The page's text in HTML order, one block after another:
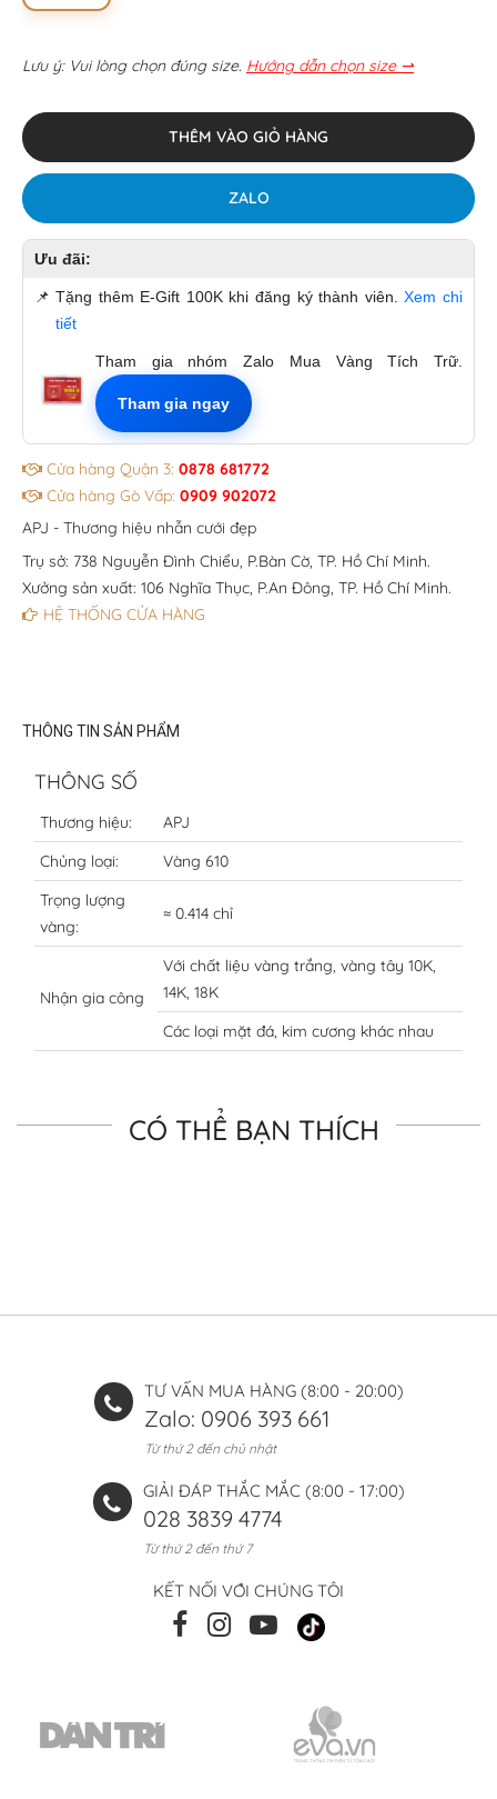
Lưu ý: Vui lòng chọn đúng size. Hướng dẫn chọn size ⇀
THÊM VÀO GIỎ HÀNG
ZALO
Ưu đãi:
📌 Tặng thêm E-Gift 100K khi đăng ký thành viên.Xem chi
tiết
Tham gia nhóm Zalo Mua Vàng Tích Trữ.
Tham gia ngay
Cửa hàng Quận 3: 0878 681772
Cửa hàng Gò Vấp: 0909 902072
APJ - Thương hiệu nhẫn cưới đẹp
Trụ sở: 738 Nguyễn Đình Chiểu, P.Bàn Cờ, TP. Hồ Chí Minh.
Xưởng sản xuất: 106 Nghĩa Thục, P.An Đông, TP. Hồ Chí Minh.
HỆ THỐNG CỬA HÀNG
THÔNG TIN SẢN PHẨM
THÔNG SỐ
Thương hiệu:
APJ
Chủng loại:
Vàng 610
Trọng lượng
vàng:
≈ 0.414 chỉ
Nhận gia công
Với chất liệu vàng trắng, vàng tây 10K,
14K, 18K
Các loại mặt đá, kim cương khác nhau
CÓ THỂ BẠN THÍCH
TƯ VẤN MUA HÀNG (8:00 - 20:00)
Zalo: 0906 393 661
Từ thứ 2 đến chủ nhật
GIẢI ĐÁP THẮC MẮC (8:00 - 17:00)
028 3839 4774
Từ thứ 2 đến thứ 7
KẾT NỐI VỚI CHÚNG TÔI